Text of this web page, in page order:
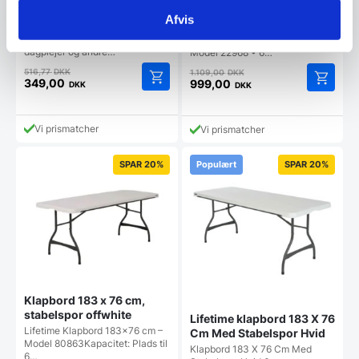
Afvis
Dette praktiske klapbord til børn
er ideelt til børnehaver,
dagplejer og andre…
516,77DKKDen
oprindelige
var:
516,77 DKK.
349,00 DKK
aktuelle
prisVi prismatcher
Rundt Klapbord Ø 118 Cm
knækket hvid Specifikationer: •
Model 22968 • 6…
1.109,00DKKDen
oprindelige
var:
1.109,00 DKK.
999,00 DKK
aktuelle
pris
999,00 DKK.
Vi prismatcher
SPAR 20%
Klapbord 183 x 76 cm,
stabelspor offwhite
Lifetime Klapbord 183×76 cm –
Model 80863Kapacitet: Plads til
6…
Populært SPAR 20%
Lifetime klapbord 183 X 76
Cm Med Stabelspor Hvid
Klapbord 183 X 76 Cm Med